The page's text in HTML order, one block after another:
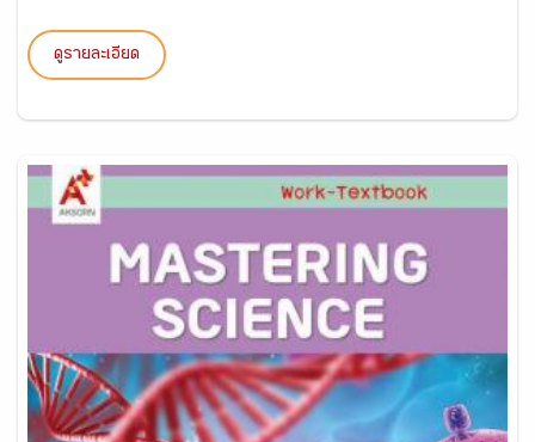
ดูรายละเอียด